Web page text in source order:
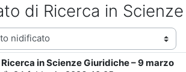
di Ricerca in
in Scienze Giuridiche – 9 marzo